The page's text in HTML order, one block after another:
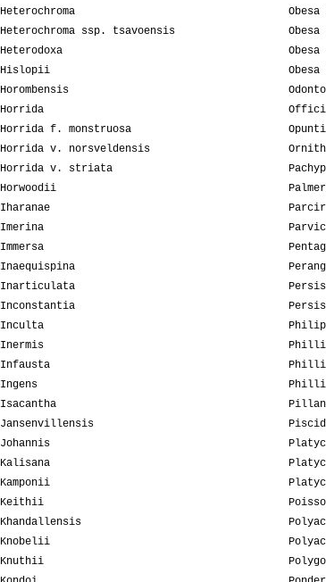
Heterochroma
Heterochroma ssp. tsavoensis
Heterodoxa
Hislopii
Horombensis
Horrida
Horrida f. monstruosa
Horrida v. norsveldensis
Horrida v. striata
Horwoodii
Iharanae
Imerina
Immersa
Inaequispina
Inarticulata
Inconstantia
Inculta
Inermis
Infausta
Ingens
Isacantha
Jansenvillensis
Johannis
Kalisana
Kamponii
Keithii
Khandallensis
Knobelii
Knuthii